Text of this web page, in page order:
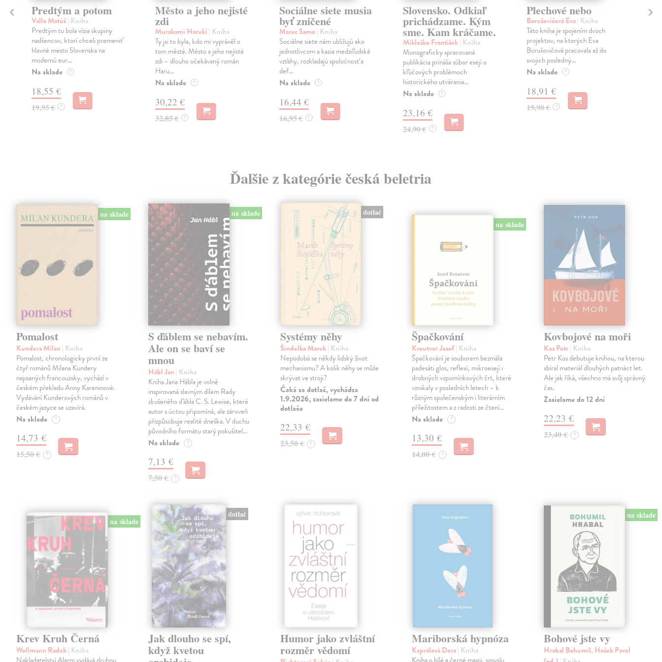
Predtým a potom
Vallo Matúš| Kniha
Predtým tu bola vízia skupiny
nadšencov, ktorí chceli premeniť
hlavné mesto Slovenska na
modernú eur...
Na sklade ?
18,55 €
19,95 € ?
Město a jeho nejisté
zdi
Murakami Haruki | Kniha
Ty jsi to byla, kdo mi vyprávěl o
tom městě. Město a jeho nejisté
zdi – dlouho očekávaný román
Haru...
Na sklade ?
30,22 €
32,85 € ?
Sociálne siete musia
byť zničené
Marec Samo| Kniha
Sociálne siete nám ubližujú ako
jednotlivcom a kazia medziľudské
vzťahy, rozkladajú spoločnosť a
def...
Na sklade ?
16,44 €
16,95 € ?
Slovensko. Odkiaľ
prichádzame. Kým
sme. Kam kráčame.
Mikloško František| Kniha
Monograficky spracovaná
publikácia prináša súbor esejí o
kľúčových problémoch
historického utvárania...
Na sklade ?
23,16 €
24,90 € ?
Plechové nebo
Borušovičová Eva| Kniha
Táto kniha je spojením dvoch
projektov, na ktorých Eva
Borušovičová pracovala až do
svojich posledný...
Na sklade ?
18,91 €
19,90 € ?
Ďalšie z kategórie česká beletria
na sklade
Pomalost
Kundera Milan | Kniha
Pomalost, chronologicky první ze
čtyř románů Milana Kundery
napsaných francouzsky, vychází v
českém překladu Anny Kareninové.
Vydávání Kunderových románů v
českém jazyce se uzavírá.
Na sklade ?
14,73 €
15,50 € ?
na sklade
S ďáblem se nebavím.
Ale on se baví se
mnou
Hábl Jan | Kniha
Kniha Jana Hábla je volně
inspirovaná slavným dílem Rady
zkušeného ďábla C. S. Lewise, které
autor s úctou připomíná, ale zároveň
přizpůsobuje realitě dneška. V duchu
původního formátu starý pokušitel…
Na sklade ?
7,13 €
7,50 € ?
dotlač
Systémy něhy
Šindelka Marek| Kniha
Nepodobá se někdy lidský život
mechanismu? A kolik něhy se může
skrývat ve stroji?
Čaká sa dotlač, vychádza
1.9.2026, zasielame do 7 dní od
dotlače
22,33 €
23,50 € ?
na sklade
Špačkování
Kroutvor Josef| Kniha
Špačkování je souborem bezmála
padesáti glos, reflexí, mikroesejí i
drobných vzpomínkových črt, které
vznikaly v posledních letech – k
různým společenským i literárním
příležitostem a z radosti ze čtení…
Na sklade ?
13,30 €
14,00 € ?
Kovbojové na moři
Kos Petr| Kniha
Petr Kos debutuje knihou, na kterou
sbíral materiál dlouhých patnáct let.
Ale jak říká, všechno má svůj správný
čas.
Zasielame do 12 dní
22,23 €
23,40 € ?
na sklade
Krev Kruh Černá
Wollmann Radek| Kniha
dotlač
Jak dlouho se spí,
když kvetou
Humor jako zvláštní
rozměr vědomí
Mariborská hypnóza
Kaprálová Dora| Kniha
na sklade
Bohové jste vy
Hrabal Bohumil, Hošek Pavel